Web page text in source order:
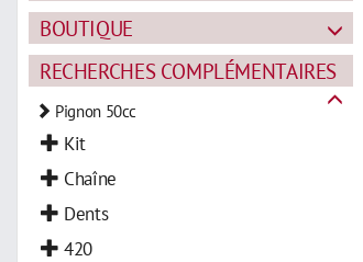
BOUTIQUE
RECHERCHES COMPLÉMENTAIRES
Pignon 50cc
Kit
Chaîne
Dents
420